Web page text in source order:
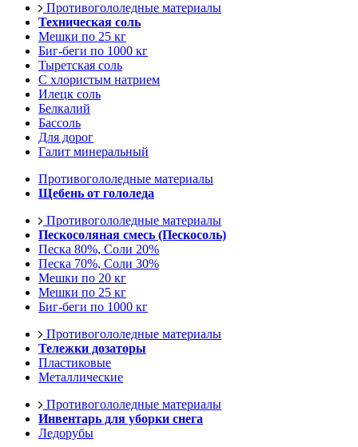
Противогололедные материалы
Техническая соль
Мешки по 25 кг
Биг-беги по 1000 кг
Тыретская соль
С хлористым натрием
Илецк соль
Белкалий
Бассоль
Для дорог
Галит минеральный
Противогололедные материалы
Щебень от гололеда
Противогололедные материалы
Пескосоляная смесь (Пескосоль)
Песка 80%, Соли 20%
Песка 70%, Соли 30%
Мешки по 20 кг
Мешки по 25 кг
Биг-беги по 1000 кг
Противогололедные материалы
Тележки дозаторы
Пластиковые
Металлические
Противогололедные материалы
Инвентарь для уборки снега
Ледорубы